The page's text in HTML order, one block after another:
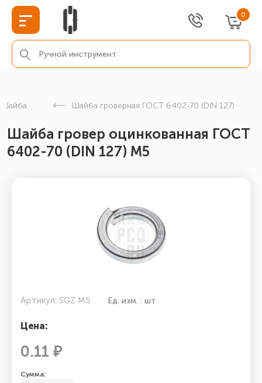
0
Шайба Шайба гроверная ГОСТ 6402-70 (DIN 127)
Шайба гровер оцинкованная ГОСТ
6402-70 (DIN 127) М5
Артикул: SGZ M5 Ед. изм. : шт
Цена:
0.11 ₽
Сумма: